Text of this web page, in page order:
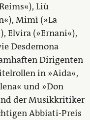
Liù
Mimì (»La
Elvira (»Ernani«),
Desdemona
Dirigenten
in »Aida«,
und »Don
der Musikkritiker
Abbiati-Preis